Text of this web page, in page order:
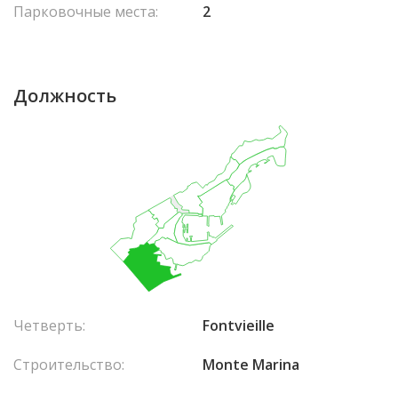
Парковочные места:
2
Должность
Четверть:
Fontvieille
Строительство:
Monte Marina